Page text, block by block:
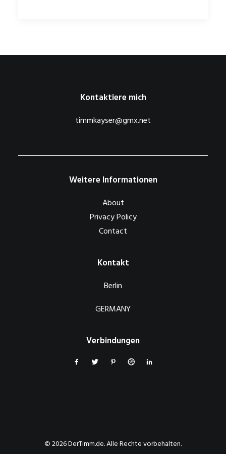
Kontaktiere mich
timmkayser@gmx.net
Weitere Informationen
About
Privacy Policy
Contact
Kontakt
Berlin
GERMANY
Verbindungen
© 2026 DerTimm.de. Alle Rechte vorbehalten.